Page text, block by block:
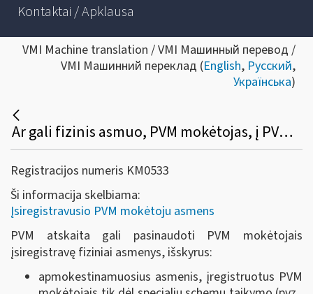
Kontaktai / Apklausa
VMI Machine translation / VMI Машинный перевод /
VMI Машинний переклад (English, Русский,
Українська)
Ar gali fizinis asmuo, PVM mokėtojas, į PVM atskaitą įtraukti įsigytų prekių (paslaugų), skirtų PVM apmokestinamai veiklai vykdyti, pirkimo (importo) PVM?
Registracijos numeris KM0533
Ši informacija skelbiama:
Įsiregistravusio PVM mokėtoju asmens
PVM atskaita gali pasinaudoti PVM mokėtojais
įsiregistravę fiziniai asmenys, išskyrus:
apmokestinamuosius asmenis, įregistruotus PVM